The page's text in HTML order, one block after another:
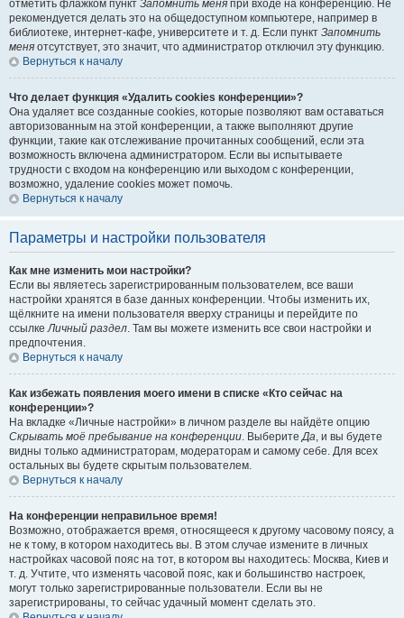
отметить флажком пункт Запомнить меня при входе на конференцию. Не
рекомендуется делать это на общедоступном компьютере, например в
библиотеке, интернет-кафе, университете и т. д. Если пункт Запомнить
меня отсутствует, это значит, что администратор отключил эту функцию.
Вернуться к началу
Что делает функция «Удалить cookies конференции»?
Она удаляет все созданные cookies, которые позволяют вам оставаться
авторизованным на этой конференции, а также выполняют другие
функции, такие как отслеживание прочитанных сообщений, если эта
возможность включена администратором. Если вы испытываете
трудности с входом на конференцию или выходом с конференции,
возможно, удаление cookies может помочь.
Вернуться к началу
Параметры и настройки пользователя
Как мне изменить мои настройки?
Если вы являетесь зарегистрированным пользователем, все ваши
настройки хранятся в базе данных конференции. Чтобы изменить их,
щёлкните на имени пользователя вверху страницы и перейдите по
ссылкеЛичный раздел. Там вы можете изменить все свои настройки и
предпочтения.
Вернуться к началу
Как избежать появления моего имени в списке «Кто сейчас на
конференции»?
На вкладке «Личные настройки» в личном разделе вы найдёте опцию
Скрывать моё пребывание на конференции. ВыберитеДа, и вы будете
видны только администраторам, модераторам и самому себе. Для всех
остальных вы будете скрытым пользователем.
Вернуться к началу
На конференции неправильное время!
Возможно, отображается время, относящееся к другому часовому поясу, а
не к тому, в котором находитесь вы. В этом случае измените в личных
настройках часовой пояс на тот, в котором вы находитесь: Москва, Киев и
т. д. Учтите, что изменять часовой пояс, как и большинство настроек,
могут только зарегистрированные пользователи. Если вы не
зарегистрированы, то сейчас удачный момент сделать это.